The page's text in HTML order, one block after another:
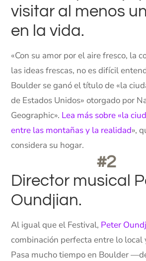
visitar al menos
en la vida.
«Con su amor por el aire fresco, la
las ideas frescas, no es difícil
Boulder se ganó el título de «la
de Estados Unidos» otorgado por
Geographic». Lea más sobre «la
entre las montañas y la realidad»,
considera su hogar.
#2
Director musical
Oundjian.
Al igual que el Festival, Peter
combinación perfecta entre lo local
Pasa mucho tiempo en Boulder